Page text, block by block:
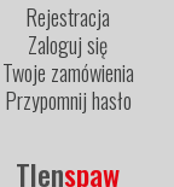
Rejestracja
Zaloguj się
Twoje zamówienia
Przypomnij hasło
Tlenspaw